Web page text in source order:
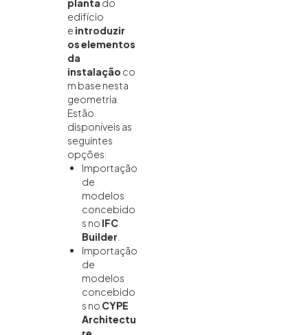
edifício
e introduzir
os elementos
da
instalação co
m base nesta
geometria.
Estão
disponíveis as
seguintes
opções:
Importação
de
modelos
concebido
s no IFC
Builder
Importação
de
modelos
concebido
s no CYPE
Architectu